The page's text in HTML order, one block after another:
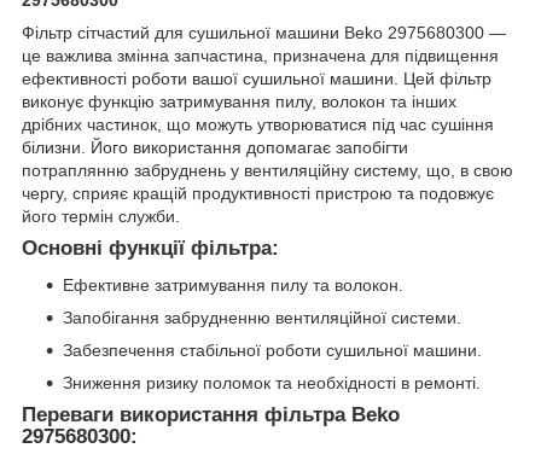
Фільтр сітчастий для сушильної машини Beko 2975680300 —
це важлива змінна запчастина, призначена для підвищення
ефективності роботи вашої сушильної машини. Цей фільтр
виконує функцію затримування пилу, волокон та інших
дрібних частинок, що можуть утворюватися під час сушіння
білизни. Його використання допомагає запобігти
потраплянню забруднень у вентиляційну систему, що, в свою
чергу, сприяє кращій продуктивності пристрою та подовжує
його термін служби.
Основні функції фільтра:
Ефективне затримування пилу та волокон.
Запобігання забрудненню вентиляційної системи.
Забезпечення стабільної роботи сушильної машини.
Зниження ризику поломок та необхідності в ремонті.
Переваги використання фільтра Beko
2975680300: